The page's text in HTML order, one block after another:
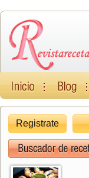
Registrate